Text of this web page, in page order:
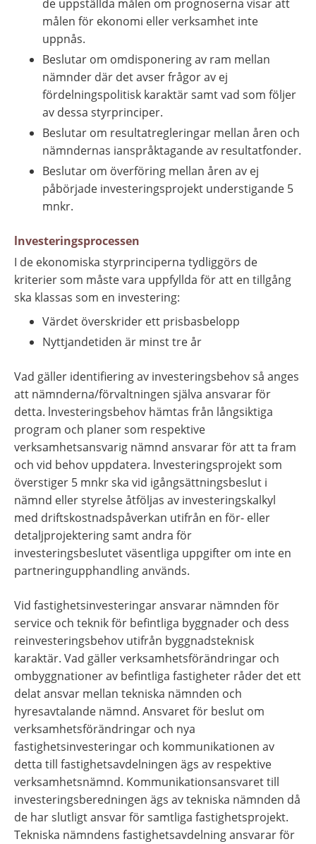
de uppställda målen om prognoserna visar att
målen för ekonomi eller verksamhet inte
uppnås.
Beslutar om omdisponering av ram mellan
nämnder där det avser frågor av ej
fördelningspolitisk karaktär samt vad som följer
av dessa styrprinciper.
Beslutar om resultatregleringar mellan åren och
nämndernas ianspråktagande av resultatfonder.
Beslutar om överföring mellan åren av ej
påbörjade investeringsprojekt understigande 5
mnkr.
lnvesteringsprocessen
I de ekonomiska styrprinciperna tydliggörs de
kriterier som måste vara uppfyllda för att en tillgång
ska klassas som en investering:
Värdet överskrider ett prisbasbelopp
Nyttjandetiden är minst tre år
Vad gäller identifiering av investeringsbehov så anges
att nämnderna/förvaltningen själva ansvarar för
detta. lnvesteringsbehov hämtas från långsiktiga
program och planer som respektive
verksamhetsansvarig nämnd ansvarar för att ta fram
och vid behov uppdatera. lnvesteringsprojekt som
överstiger 5 mnkr ska vid igångsättningsbeslut i
nämnd eller styrelse åtföljas av investeringskalkyl
med driftskostnadspåverkan utifrån en för- eller
detaljprojektering samt andra för
investeringsbeslutet väsentliga uppgifter om inte en
partneringupphandling används.
Vid fastighetsinvesteringar ansvarar nämnden för
service och teknik för befintliga byggnader och dess
reinvesteringsbehov utifrån byggnadsteknisk
karaktär. Vad gäller verksamhetsförändringar och
ombyggnationer av befintliga fastigheter råder det ett
delat ansvar mellan tekniska nämnden och
hyresavtalande nämnd. Ansvaret för beslut om
verksamhetsförändringar och nya
fastighetsinvesteringar och kommunikationen av
detta till fastighetsavdelningen ägs av respektive
verksamhetsnämnd. Kommunikationsansvaret till
investeringsberedningen ägs av tekniska nämnden då
de har slutligt ansvar för samtliga fastighetsprojekt.
Tekniska nämndens fastighetsavdelning ansvarar för